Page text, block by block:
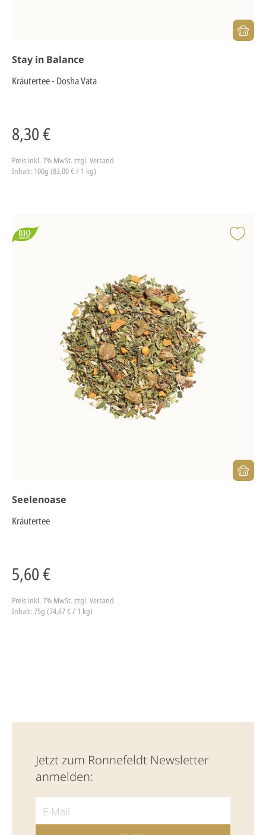
Stay in Balance
Kräutertee - Dosha Vata
8,30 €
Preis inkl. 7% MwSt. zzgl. Versand
Inhalt: 100g (83,00 € / 1 kg)
Seelenoase
Kräutertee
5,60 €
Preis inkl. 7% MwSt. zzgl. Versand
Inhalt: 75g (74,67 € / 1 kg)
Jetzt zum Ronnefeldt Newsletter
anmelden: